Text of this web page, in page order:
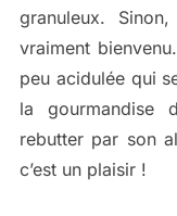
granuleux.
vraiment
peu acidulée qui
la gourmandise
rebutter par son
c’est un plaisir !